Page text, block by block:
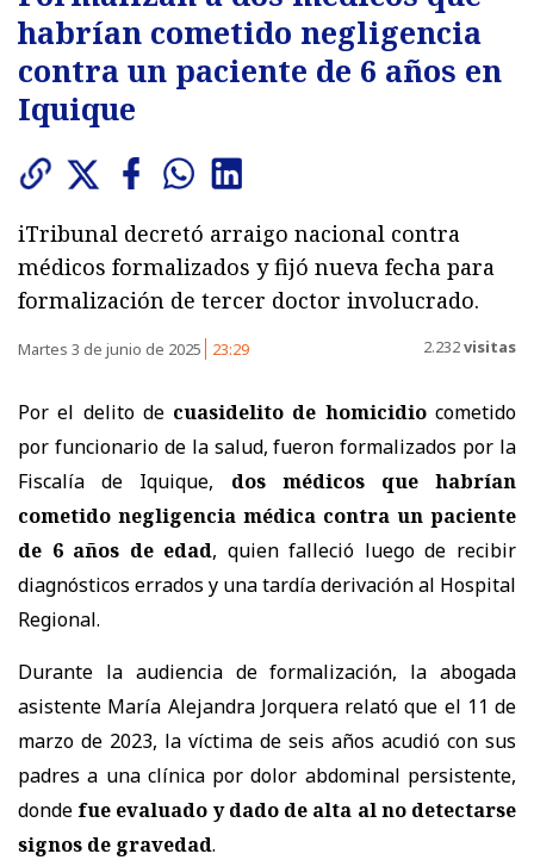
habrían cometido negligencia
contra un paciente de 6 años en
Iquique
iTribunal decretó arraigo nacional contra
médicos formalizados y fijó nueva fecha para
formalización de tercer doctor involucrado.
Martes 3 de junio de 2025 23:29 2.232visitas
Por el delito de cuasidelito de homicidiocometido
por funcionario de la salud, fueron formalizados por la
Fiscalía de Iquique, dos médicos que habrían
cometido negligencia médica contra un paciente
de 6 años de edad, quien falleció luego de recibir
diagnósticos errados y una tardía derivación al Hospital
Regional.
Durante la audiencia de formalización, la abogada
asistente María Alejandra Jorquera relató que el 11 de
marzo de 2023, la víctima de seis años acudió con sus
padres a una clínica por dolor abdominal persistente,
donde fue evaluado y dado de alta al no detectarse
signos de gravedad.